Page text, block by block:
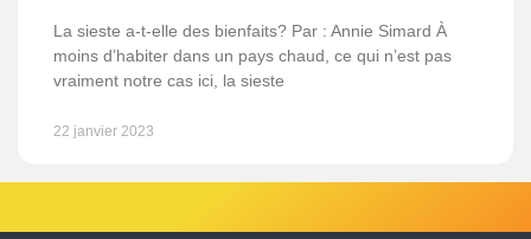
La sieste a-t-elle des bienfaits? Par : Annie Simard À
moins d’habiter dans un pays chaud, ce qui n’est pas
vraiment notre cas ici, la sieste
22 janvier 2023